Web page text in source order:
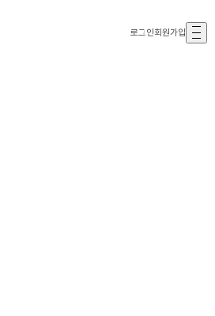
로그인회원가입